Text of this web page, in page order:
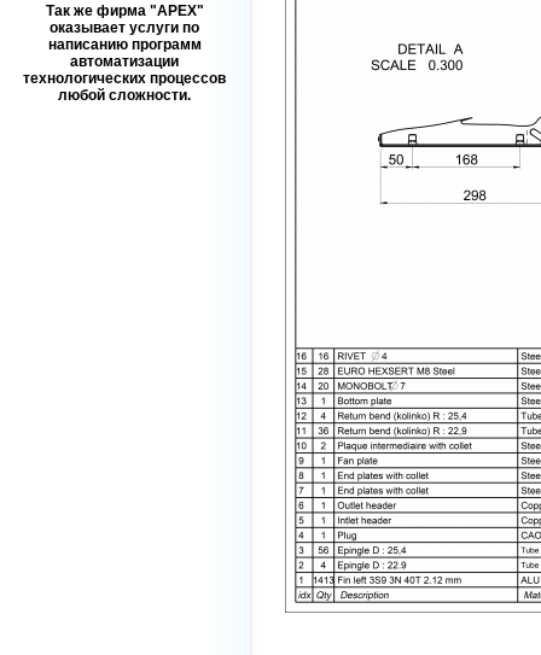
Так же фирма
APEX
оказывает услуги по
написанию программ
автоматизации
технологических процессов
любой сложности.